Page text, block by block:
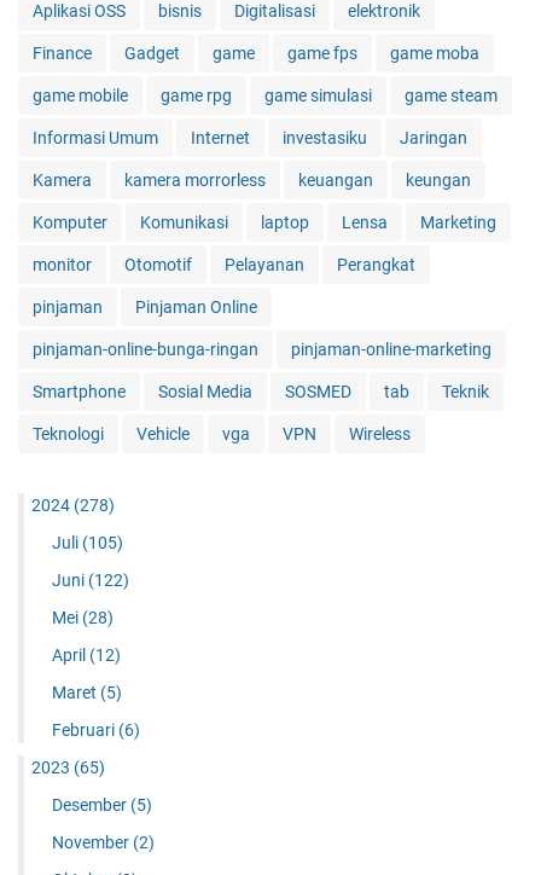
Aplikasi OSS bisnis Digitalisasi elektronik
Finance Gadget game game fps game moba
game mobile game rpg game simulasi game steam
Informasi Umum Internet investasiku Jaringan
Kamera kamera morrorless keuangan keungan
Komputer Komunikasi laptop Lensa Marketing
monitor Otomotif Pelayanan Perangkat
pinjaman Pinjaman Online
pinjaman-online-bunga-ringan pinjaman-online-marketing
Smartphone Sosial Media SOSMED tab Teknik
Teknologi Vehicle vga VPN Wireless
2024 (278)
Juli (105)
Juni (122)
Mei (28)
April (12)
Maret (5)
Februari (6)
2023 (65)
Desember (5)
November (2)